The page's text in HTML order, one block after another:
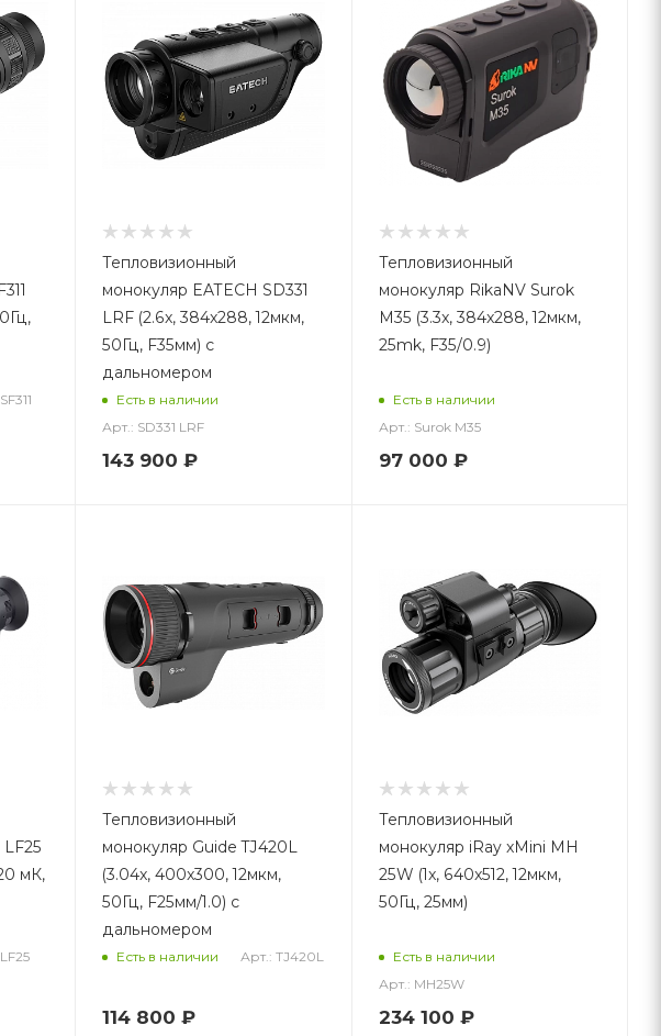
Тепловизионный
монокуляр EATECH SD331
LRF (2.6x, 384x288, 12мкм,
50Гц, F35мм) с
дальномером
Есть в наличии
Арт.: SD331 LRF
143 900 ₽
Тепловизионный
монокуляр RikaNV Surok
M35 (3.3x, 384x288, 12мкм,
25mk, F35/0.9)
Есть в наличии
Арт.: Surok M35
97 000 ₽
мК,
Тепловизионный
монокуляр Guide TJ420L
(3.04x, 400x300, 12мкм,
50Гц, F25мм/1.0) с
дальномером
Есть в наличии Арт.: TJ420L
114 800 ₽
Тепловизионный
монокуляр iRay xMini MH
25W (1x, 640x512, 12мкм,
50Гц, 25мм)
Есть в наличии
Арт.: MH25W
234 100 ₽